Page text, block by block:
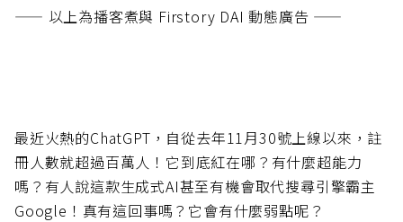
—— 以上為播客煮與 Firstory DAI 動態廣告 ——
最近火熱的ChatGPT，自從去年11月30號上線以來，註
冊人數就超過百萬人！它到底紅在哪？有什麼超能力
嗎？有人說這款生成式AI甚至有機會取代搜尋引擎霸主
Google！真有這回事嗎？它會有什麼弱點呢？